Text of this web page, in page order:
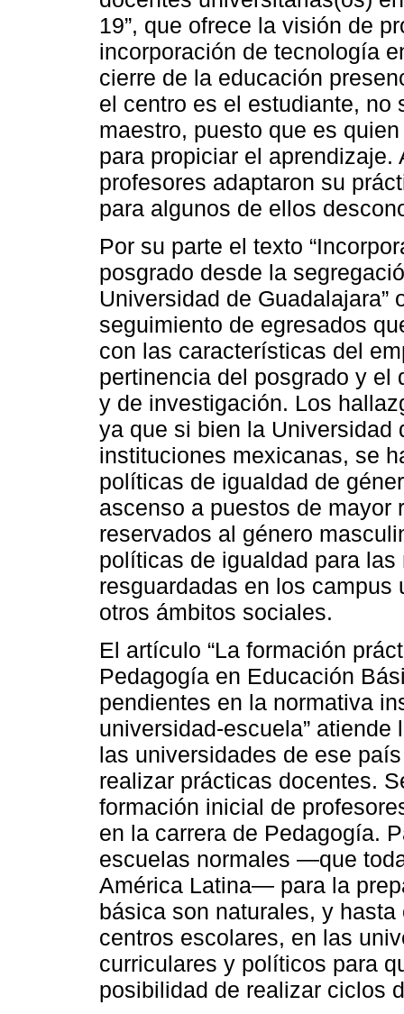
19”, que ofrece la visión de
incorporación de tecnología
cierre de la educación
el centro es el estudiante, no
maestro, puesto que es
para propiciar el
profesores adaptaron su
para algunos de ellos
Por su parte el texto
posgrado desde la
Universidad de
seguimiento de egresados
con las características del
pertinencia del posgrado y el
y de investigación. Los
ya que si bien la Universidad
instituciones mexicanas, se
políticas de igualdad de
ascenso a puestos de mayor
reservados al género
políticas de igualdad para
resguardadas en los
otros ámbitos sociales.
El artículo “La formación
Pedagogía en Educación
pendientes en la normativa
universidad-escuela”
las universidades de ese
realizar prácticas docentes.
formación inicial de
en la carrera de Pedagogía.
escuelas normales ―que
América Latina― para la
básica son naturales, y
centros escolares, en las
curriculares y políticos para
posibilidad de realizar ciclos